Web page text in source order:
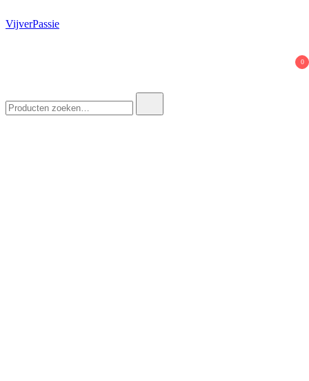
VijverPassie
0
naar: